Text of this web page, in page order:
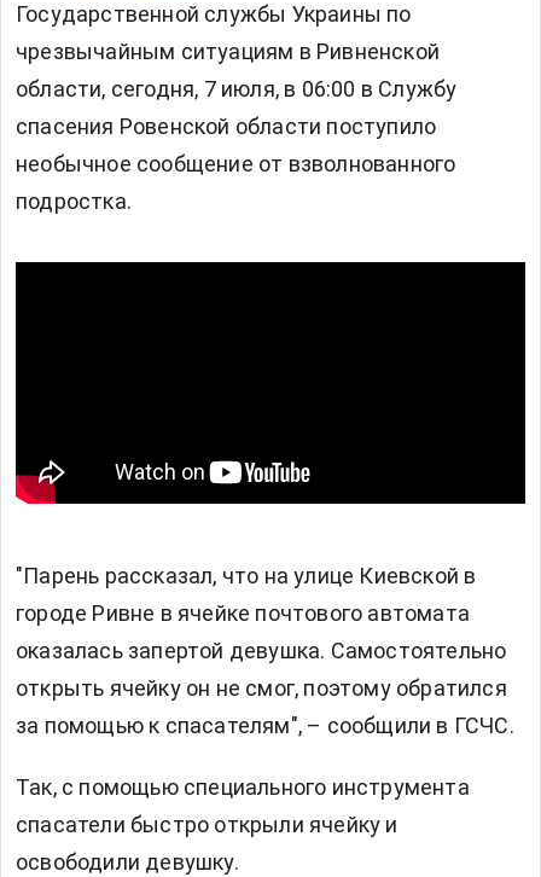
Государственной службы Украины по
чрезвычайным ситуациям в Ривненской
области, сегодня, 7 июля, в 06:00 в Службу
спасения Ровенской области поступило
необычное сообщение от взволнованного
подростка.
"Парень рассказал, что на улице Киевской в
городе Ривне в ячейке почтового автомата
оказалась запертой девушка. Самостоятельно
открыть ячейку он не смог, поэтому обратился
за помощью к спасателям", – сообщили в ГСЧС.
Так, с помощью специального инструмента
спасатели быстро открыли ячейку и
освободили девушку.